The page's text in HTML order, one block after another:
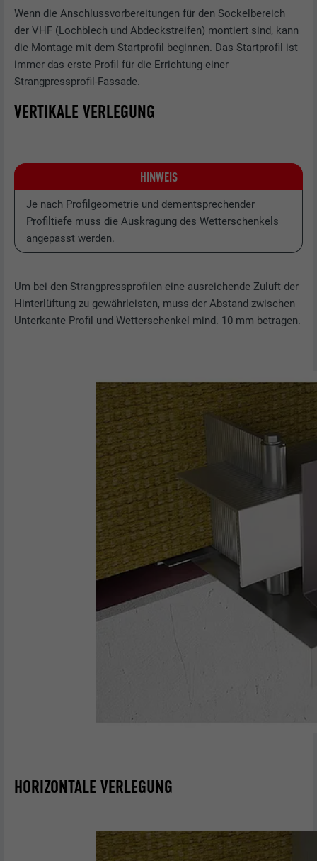
Wenn die Anschlussvorbereitungen für den Sockelbereich
der VHF (Lochblech und Abdeckstreifen) montiert sind, kann
die Montage mit dem Startprofil beginnen. Das Startprofil ist
immer das erste Profil für die Errichtung einer
Strangpressprofil-Fassade.
VERTIKALE VERLEGUNG
HINWEIS
Je nach Profilgeometrie und dementsprechender
Profiltiefe muss die Auskragung des Wetterschenkels
angepasst werden.
Um bei den Strangpressprofilen eine ausreichende Zuluft der
Hinterlüftung zu gewährleisten, muss der Abstand zwischen
Unterkante Profil und Wetterschenkel mind. 10 mm betragen.
HORIZONTALE VERLEGUNG